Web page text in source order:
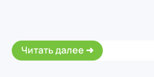
Читать далее